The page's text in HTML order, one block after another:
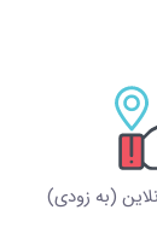
(به زودی)